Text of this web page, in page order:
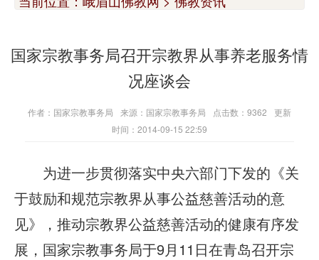
国家宗教事务局召开宗教界从事养老服务情
况座谈会
作者：国家宗教事务局 来源：国家宗教事务局 点击数：9362
更新
时间：2014-09-15 22:59
为进一步贯彻落实中央六部门下发的《关
于鼓励和规范宗教界从事公益慈善活动的意
见》，推动宗教界公益慈善活动的健康有序发
展，国家宗教事务局于9月11日在青岛召开宗